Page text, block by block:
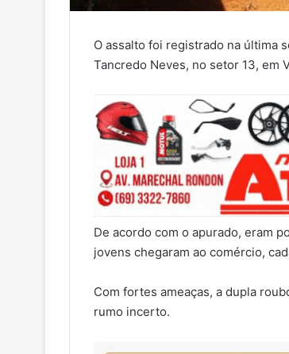
O assalto foi registrado na última
Tancredo Neves, no setor 13, em
De acordo com o apurado, eram
jovens chegaram ao comércio,
Com fortes ameaças, a dupla
rumo incerto.